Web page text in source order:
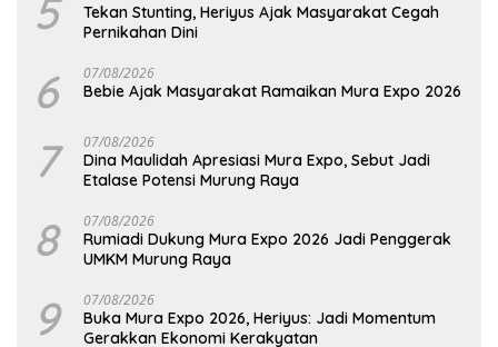
5
Tekan Stunting, Heriyus Ajak Masyarakat Cegah
Pernikahan Dini
6 07/08/2026
Bebie Ajak Masyarakat Ramaikan Mura Expo 2026
7 07/08/2026
Dina Maulidah Apresiasi Mura Expo, Sebut Jadi
Etalase Potensi Murung Raya
8 07/08/2026
Rumiadi Dukung Mura Expo 2026 Jadi Penggerak
UMKM Murung Raya
9 07/08/2026
Buka Mura Expo 2026, Heriyus: Jadi Momentum
Gerakkan Ekonomi Kerakyatan